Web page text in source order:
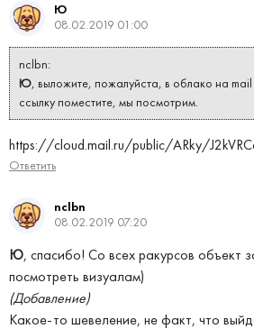
Ю
08.02.2019 01:00
nclbn:
Ю, выложите, пожалуйста, в облако на
ссылку поместите, мы посмотрим.
https://cloud.mail.ru/public/ARky/
Ответить
nclbn
08.02.2019 07:20
Ю, спасибо! Со всех ракурсов объект
посмотреть визуалам)
(Добавление)
Какое-то шевеление, не факт, что